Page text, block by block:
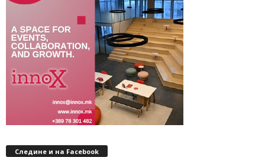
Следине и на Facebook